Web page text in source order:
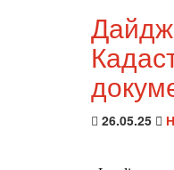
26.05.25